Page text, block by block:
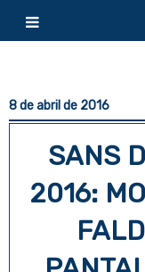
8 de abril de 2016
SANS
2016: